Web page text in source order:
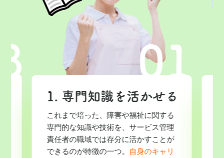
これまで培った、障害や福祉に関する
専門的な知識や技術を、サービス管理
責任者の職域では存分に活かすことが
できるのが特徴の一つ。 自身のキャリ